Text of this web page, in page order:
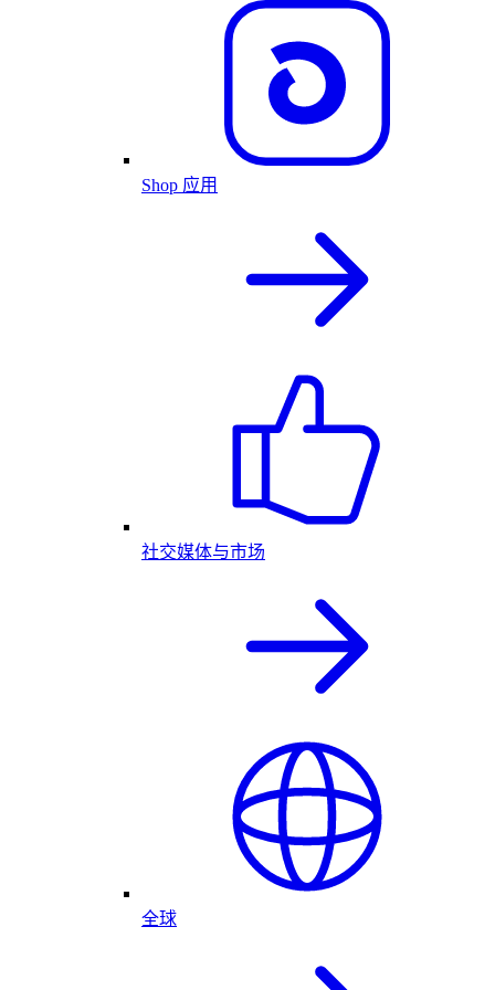
Shop 应用
社交媒体与市场
全球